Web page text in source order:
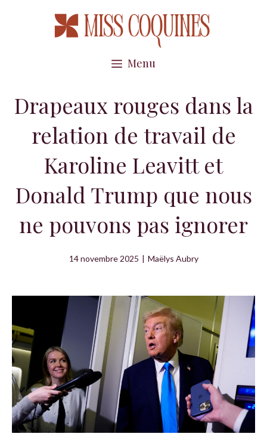
Menu
Drapeaux rouges dans la
relation de travail de
Karoline Leavitt et
Donald Trump que nous
ne pouvons pas ignorer
14 novembre 2025 | Maëlys Aubry